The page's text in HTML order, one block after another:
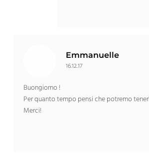
Emmanuelle
16.12.17
Buongiorno !
Per quanto tempo pensi che potremo
Merci!